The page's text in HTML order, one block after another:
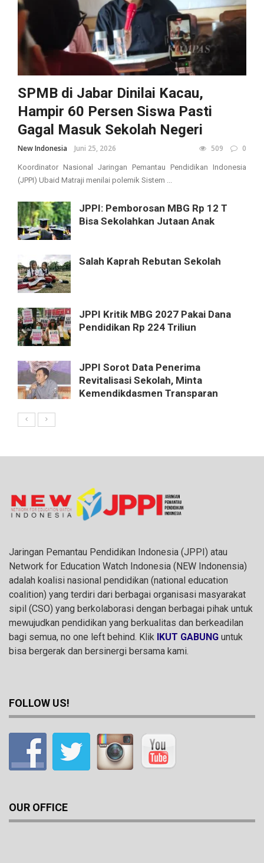
SPMB di Jabar Dinilai Kacau,
Hampir 60 Persen Siswa Pasti
Gagal Masuk Sekolah Negeri
New Indonesia Juni 25, 2026 509 0
Koordinator Nasional Jaringan Pemantau Pendidikan Indonesia
(JPPI) Ubaid Matraji menilai polemik Sistem ...
JPPI: Pemborosan MBG Rp 12 T
Bisa Sekolahkan Jutaan Anak
Salah Kaprah Rebutan Sekolah
JPPI Kritik MBG 2027 Pakai Dana
Pendidikan Rp 224 Triliun
JPPI Sorot Data Penerima
Revitalisasi Sekolah, Minta
Kemendikdasmen Transparan
Jaringan Pemantau Pendidikan Indonesia (JPPI) atau
Network for Education Watch Indonesia (NEW Indonensia)
adalah koalisi nasional pendidikan (national education
coalition) yang terdiri dari berbagai organisasi masyarakat
sipil (CSO) yang berkolaborasi dengan berbagai pihak untuk
mewujudkan pendidikan yang berkualitas dan berkeadilan
bagi semua, no one left behind. Klik IKUT GABUNG untuk
bisa bergerak dan bersinergi bersama kami.
FOLLOW US!
OUR OFFICE